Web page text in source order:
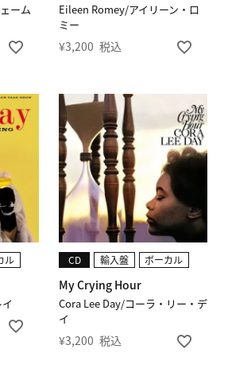
ーム
Eileen Romey/アイリーン・ロ
ミー
¥3,200 税込
ル
Cora Lee Day/コーラ・リー・デ
イ
My Crying Hour
CD 輸入盤 ボーカル
¥3,200 税込